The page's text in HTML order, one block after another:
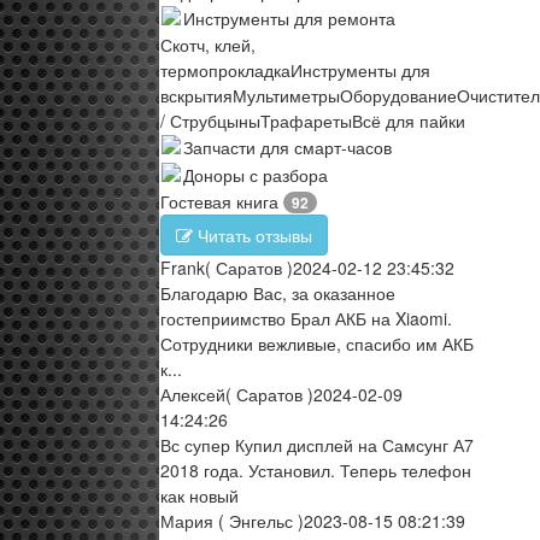
Инструменты для ремонта
Скотч, клей,
термопрокладкаИнструменты для
вскрытияМультиметрыОборудование
/ СтрубцыныТрафаретыВсё для пайки
Запчасти для смарт-часов
Доноры с разбора
Гостевая книга
92
Читать отзывы
Frank( Саратов )2024-02-12 23:45:32
Благодарю Вас, за оказанное
гостеприимство Брал АКБ на Xiaomi.
Сотрудники вежливые, спасибо им АКБ
к...
Алексей( Саратов )2024-02-09
14:24:26
Вс супер Купил дисплей на Самсунг А7
2018 года. Установил. Теперь телефон
как новый
Мария ( Энгельс )2023-08-15 08:21:39